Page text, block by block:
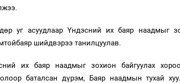
уг асуудлаар Үндэсний их баяр наадмыг
шийдвэрээ танилцуулав.
их баяр наадмыг зохион байгуулах
баталсан дүрэм, Баяр наадмын тухай